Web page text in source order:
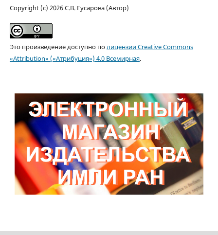
Copyright (c) 2026 С.В. Гусарова (Автор)
Это произведение доступно полицензии Creative Commons
«Attribution» («Атрибуция») 4.0 Всемирная.